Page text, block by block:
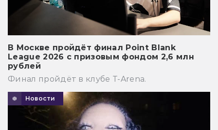
В Москве пройдёт финал Point Blank
League 2026 с призовым фондом 2,6 млн
рублей
Финал пройдёт в клубе T-Arena.
Новости